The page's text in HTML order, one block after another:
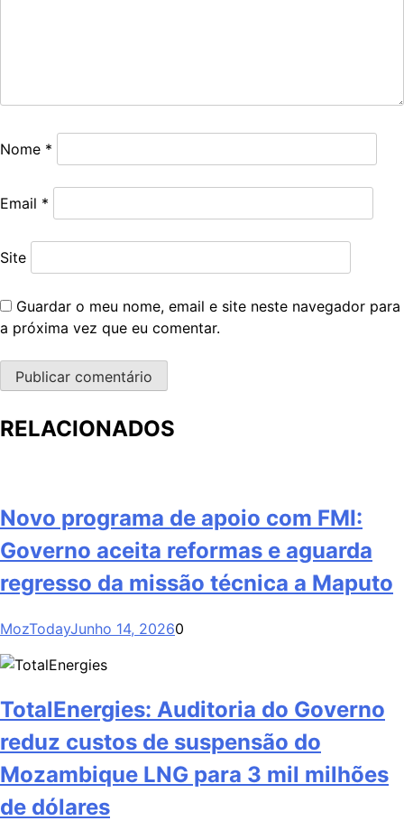
Nome *
Email *
Site
Guardar o meu nome, email e site neste navegador para
a próxima vez que eu comentar.
RELACIONADOS
Novo programa de apoio com FMI:
Governo aceita reformas e aguarda
regresso da missão técnica a Maputo
MozTodayJunho 14, 20260
TotalEnergies: Auditoria do Governo
reduz custos de suspensão do
Mozambique LNG para 3 mil milhões
de dólares